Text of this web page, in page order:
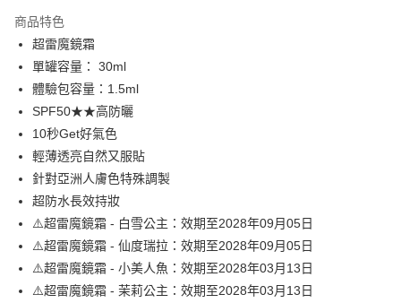
Apple Pay
街口支付
悠遊付
Google Pay
全盈+PAY
大哥付你分期
相關說明
【大哥付你分期使用說明】
1.本服務由台灣大哥大提供，台灣大哥大用戶可立即使用無須另外申請。
流程，驗證手機門號後，選擇欲分期的期數、繳款截止日，確認付款後即完
AFTEE先享後付
相關說明
商品特色
超雷魔鏡霜
單罐容量： 30ml
體驗包容量：1.5ml
SPF50★★高防曬
10秒Get好氣色
輕薄透亮自然又服貼
針對亞洲人膚色特殊調製
超防水長效持妝
⚠️超雷魔鏡霜 - 白雪公主：效期至2028年09月05日
⚠️超雷魔鏡霜 - 仙度瑞拉：效期至2028年09月05日
⚠️超雷魔鏡霜 - 小美人魚：效期至2028年03月13日
⚠️超雷魔鏡霜 - 茉莉公主：效期至2028年03月13日